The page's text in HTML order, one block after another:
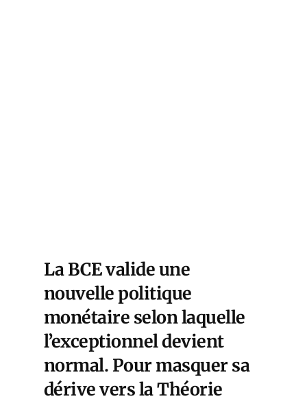
La BCE valide une
nouvelle politique
monétaire selon laquelle
l’exceptionnel devient
normal. Pour masquer sa
dérive vers la Théorie